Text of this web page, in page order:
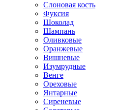
Слоновая кость
Фуксия
Шоколад
Шампань
Оливковые
Оранжевые
Вишневые
Изумрудные
Венге
Ореховые
Янтарные
Сиреневые